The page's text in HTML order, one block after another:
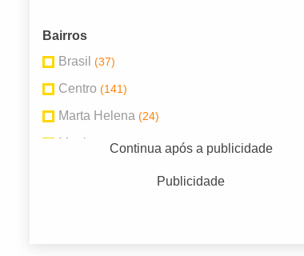
Bairros
Brasil (37)
Centro (141)
Marta Helena (24)
Martins (19)
Continua após a publicidade
Publicidade